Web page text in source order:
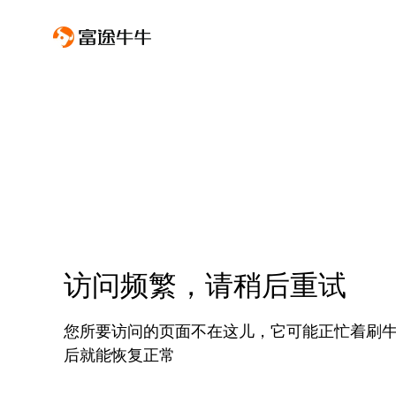
访问频繁，请稍后重试
您所要访问的页面不在这儿，它可能正忙着刷
后就能恢复正常